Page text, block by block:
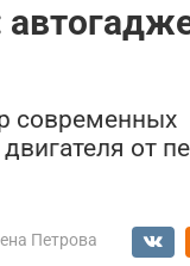
современных
от
Петрова